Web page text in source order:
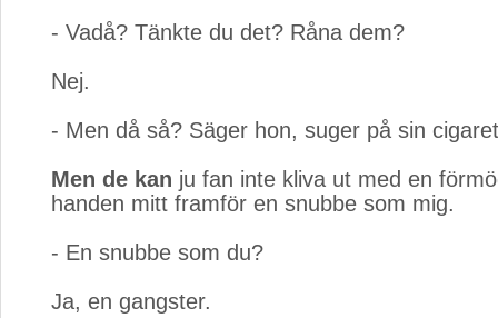
- Vadå? Tänkte du det? Råna dem?
Nej.
- Men då så? Säger hon, suger på sin
Men de kan ju fan inte kliva ut med en
handen mitt framför en snubbe som mig.
- En snubbe som du?
Ja, en gangster.